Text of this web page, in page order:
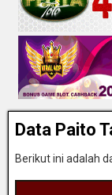
Data Paito
Berikut ini adalah